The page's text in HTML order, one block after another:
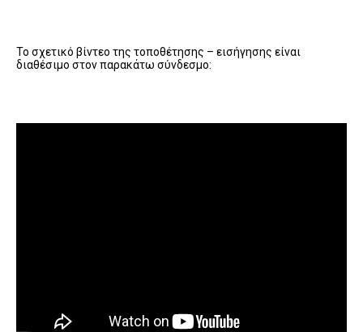
Το σχετικό βίντεο της τοποθέτησης – εισήγησης είναι
διαθέσιμο στον παρακάτω σύνδεσμο: